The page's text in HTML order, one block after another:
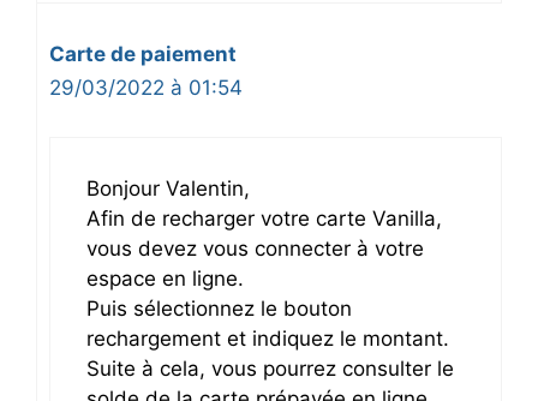
Carte de paiement
29/03/2022 à 01:54
Bonjour Valentin,
Afin de recharger votre carte Vanilla,
vous devez vous connecter à votre
espace en ligne.
Puis sélectionnez le bouton
rechargement et indiquez le montant.
Suite à cela, vous pourrez consulter le